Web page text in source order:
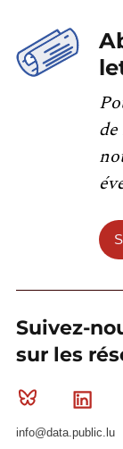
Suivez-
sur les
Bluesky
info@data.public.lu